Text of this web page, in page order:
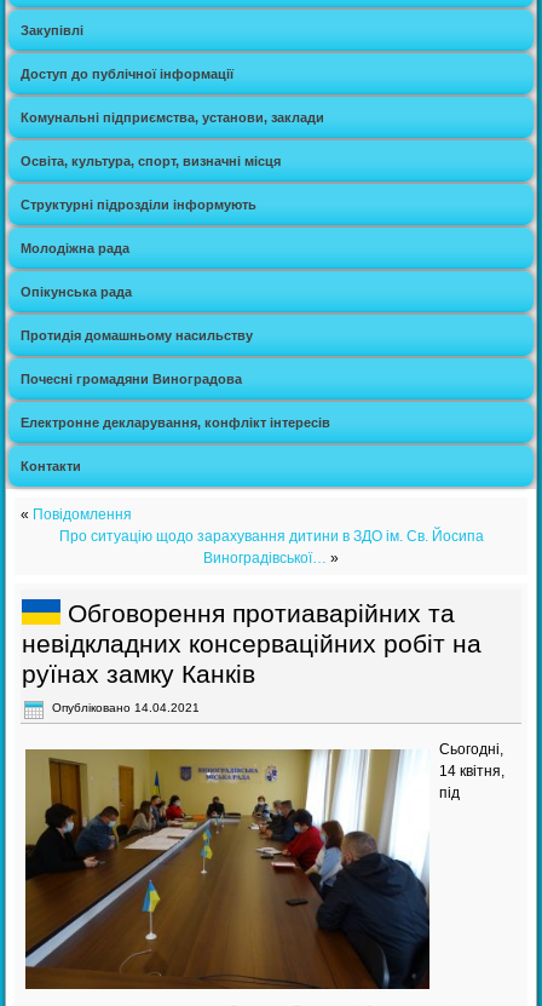
Закупівлі
Доступ до публічної інформації
Комунальні підприємства, установи, заклади
Освіта, культура, спорт, визначні місця
Структурні підрозділи інформують
Молодіжна рада
Опікунська рада
Протидія домашньому насильству
Почесні громадяни Виноградова
Електронне декларування, конфлікт інтересів
Контакти
« Повідомлення
Про ситуацію щодо зарахування дитини в ЗДО ім. Св. Йосипа
Виноградівської… »
Обговорення протиаварійних та
невідкладних консерваційних робіт на
руїнах замку Канків
Опубліковано 14.04.2021
Сьогодні,
14 квітня,
під